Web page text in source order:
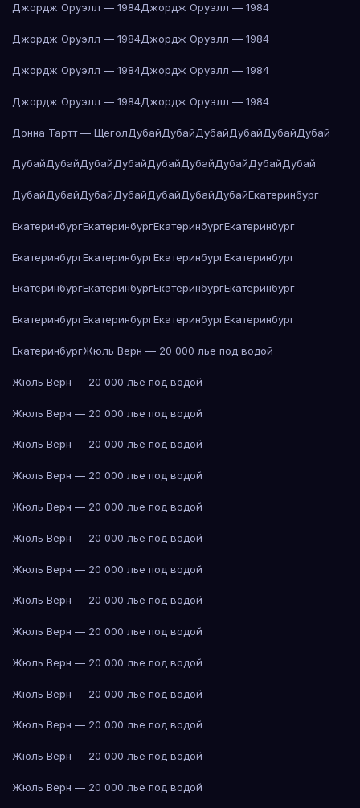
Джордж Оруэлл — 1984Джордж Оруэлл — 1984
Джордж Оруэлл — 1984Джордж Оруэлл — 1984
Джордж Оруэлл — 1984Джордж Оруэлл — 1984
Джордж Оруэлл — 1984Джордж Оруэлл — 1984
Донна Тартт — ЩеголДубайДубайДубайДубайДубайДубай
ДубайДубайДубайДубайДубайДубайДубайДубайДубай
ДубайДубайДубайДубайДубайДубайДубайЕкатеринбург
ЕкатеринбургЕкатеринбургЕкатеринбургЕкатеринбург
ЕкатеринбургЕкатеринбургЕкатеринбургЕкатеринбург
ЕкатеринбургЕкатеринбургЕкатеринбургЕкатеринбург
ЕкатеринбургЕкатеринбургЕкатеринбургЕкатеринбург
ЕкатеринбургЖюль Верн — 20 000 лье под водой
Жюль Верн — 20 000 лье под водой
Жюль Верн — 20 000 лье под водой
Жюль Верн — 20 000 лье под водой
Жюль Верн — 20 000 лье под водой
Жюль Верн — 20 000 лье под водой
Жюль Верн — 20 000 лье под водой
Жюль Верн — 20 000 лье под водой
Жюль Верн — 20 000 лье под водой
Жюль Верн — 20 000 лье под водой
Жюль Верн — 20 000 лье под водой
Жюль Верн — 20 000 лье под водой
Жюль Верн — 20 000 лье под водой
Жюль Верн — 20 000 лье под водой
Жюль Верн — 20 000 лье под водой